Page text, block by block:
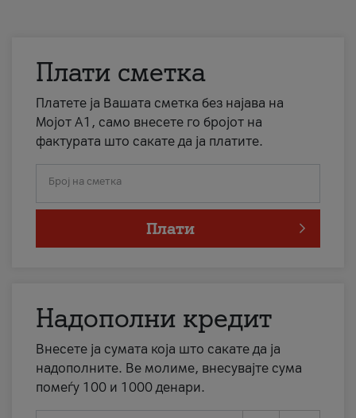
Плати сметка
Платете ја Вашата сметка без најава на
Мојот А1, само внесете го бројот на
фактурата што сакате да ја платите.
Број на сметка
Плати
Надополни кредит
Внесете ја сумата која што сакате да ја
надополните. Ве молиме, внесувајте сума
помеѓу 100 и 1000 денари.